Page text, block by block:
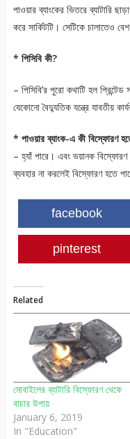
পাওয়ার ব্যাংকের ভিতরে ব্যাটারি
করে সার্কিটটি। সেটিকে চালাতেও
* পিসিবি কী?
– পিসিবি’র পুরো কথাটি হল
যেকোনো বৈদ্যুতিক যন্ত্রে যাবতীয়
* পাওয়ার ব্যাংক-এ কী বিস্ফোরণ
– হ্যাঁ পারে। এবং ভয়ানক বিস্ফোরণ
ব্যবহার না করলেই বিস্ফোরণ হতে
facebook
pinterest
Related
মোবাইলের ব্যাটারি বিস্ফোরণ থেকে
বাচার উপায়
January 6, 2019
In "Education"